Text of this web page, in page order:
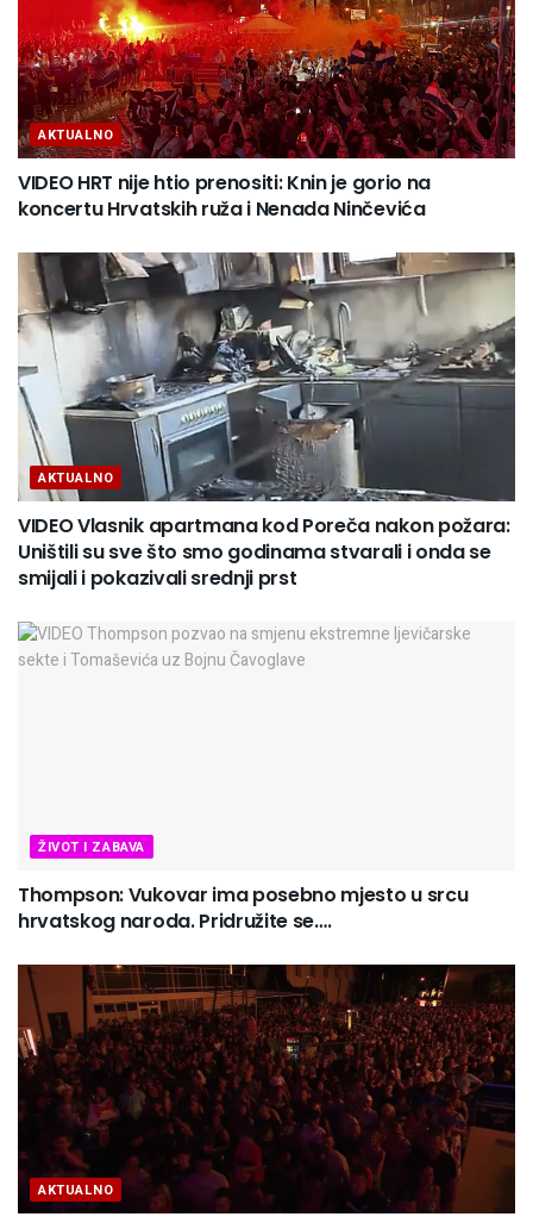
AKTUALNO
VIDEO HRT nije htio prenositi: Knin je gorio na
koncertu Hrvatskih ruža i Nenada Ninčevića
AKTUALNO
VIDEO Vlasnik apartmana kod Poreča nakon požara:
Uništili su sve što smo godinama stvarali i onda se
smijali i pokazivali srednji prst
ŽIVOT I ZABAVA
Thompson: Vukovar ima posebno mjesto u srcu
hrvatskog naroda. Pridružite se….
AKTUALNO